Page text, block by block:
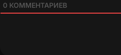
0 КОММЕНТАРИЕВ